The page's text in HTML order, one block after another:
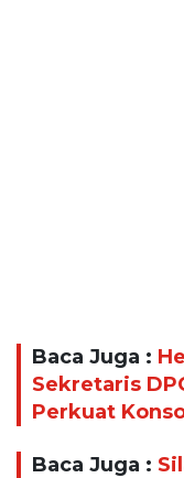
Baca Juga :
Sekretaris
Perkuat
Baca Juga :